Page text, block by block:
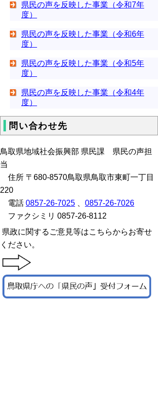
県民の声を反映した事業（令和7年
度）
県民の声を反映した事業（令和6年
度）
県民の声を反映した事業（令和5年
度）
県民の声を反映した事業（令和4年
度）
問い合わせ先
鳥取県地域社会振興部 県民課 県民の声担
当
住所 〒680-8570鳥取県鳥取市東町一丁目
220
電話 0857-26-7025
0857-26-7026
ファクシミリ 0857-26-8112
県政に関するご意見等はこちらからお寄せ
ください。